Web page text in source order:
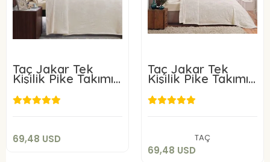
Taç Jakar Tek
Kişilik Pike Takımı
Celeste
69,48 USD
69,48 USD
Taç Jakar Tek
Kişilik Pike Takımı
Glenda Krem
TAÇ
69,48 USD
69,48 USD